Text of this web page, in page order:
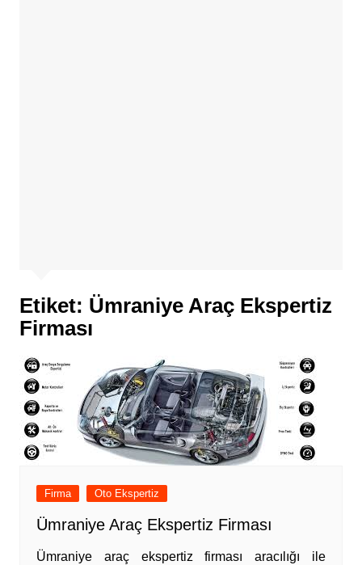
Etiket: Ümraniye Araç Ekspertiz
Firması
Firma Oto Ekspertiz
Ümraniye Araç Ekspertiz Firması
Ümraniye araç ekspertiz firması aracılığı ile